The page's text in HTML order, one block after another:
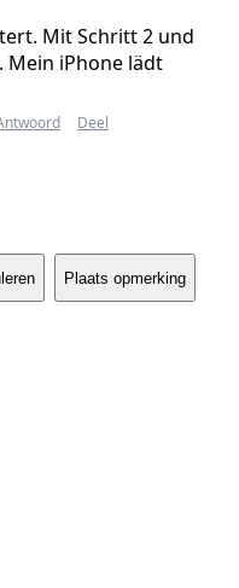
Mit Schritt 2 und
Mein iPhone lädt
Deel
Plaats opmerking